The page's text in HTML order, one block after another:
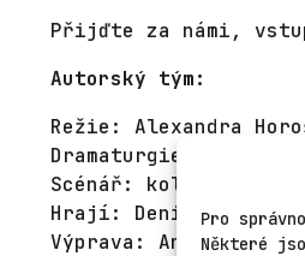
Pro
Některé
Přijďte za námi,
Autorský tým:
Režie: Alexandra
Dramaturgie: Libor
Scénář: kolektiv
Hrají: Denisa
Výprava: Anna Tichá